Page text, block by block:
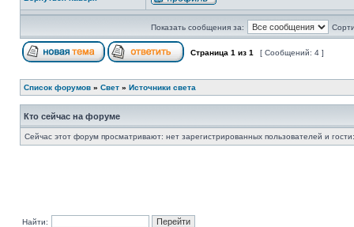
Показать сообщения за:
Страница 1 из 1 [ Сообщений: 4 ]
Список форумов » Свет » Источники света
Кто сейчас на форуме
Сейчас этот форум просматривают: нет зарегистрированных пользователей и
Найти: